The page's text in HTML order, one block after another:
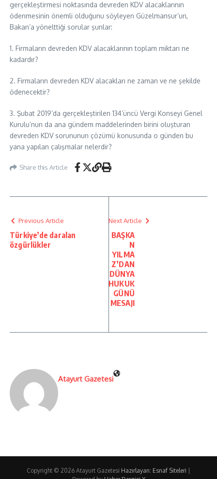
gerçekleştirmesi noktasında devreden KDV alacaklarının
ödenmesinin önemli olduğunu söyleyen Güzelmansur’un,
Bakan’a yönelttiği sorular şunlar:
1. Firmaların devreden KDV alacaklarının toplam miktarı ne
kadardır?
2. Firmaların devreden KDV alacakları ne zaman ve ne şekilde
ödenecektir?
3. Şubat 2019’da gerçekleştirilen 134’üncü Vergi Konseyi Genel
Kurulu’nun da ana gündem maddelerinden birini oluşturan
devreden KDV sorununun çözümü konusunda o günden bu
yana yapılan çalışmalar nelerdir?
Share this Article
Previous Article
Türkiye’de daralan
özgürlükler
Next Article
BAŞKA
N
YILMA
Z’DAN
DÜNYA
HUKUK
GÜNÜ
MESAJI
Atayurt Gazetesi
Copyright © 2026 Atayurt Gazetesi Hazırlayan: Esnaf Siteleri